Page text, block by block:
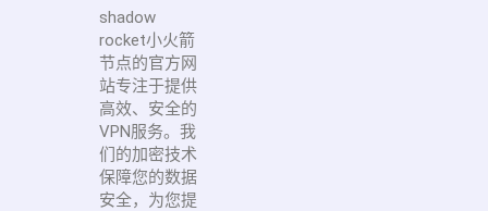
shadow
rocket小火箭
节点的官方网
站专注于提供
高效、安全的
VPN服务。我
们的加密技术
保障您的数据
安全，为您提